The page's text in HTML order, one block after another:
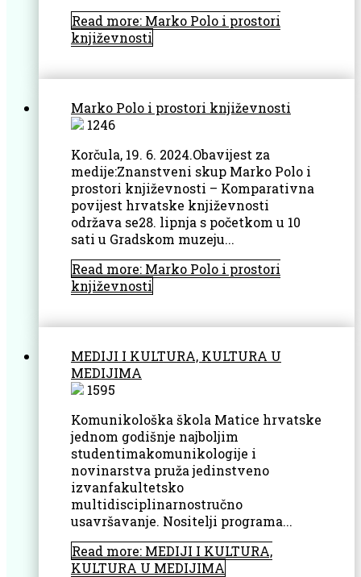
Read more: Marko Polo i prostori
književnosti
Marko Polo i prostori književnosti
1246
Korčula, 19. 6. 2024.Obavijest za
medije:Znanstveni skup Marko Polo i
prostori književnosti – Komparativna
povijest hrvatske književnosti
održava se28. lipnja s početkom u 10
sati u Gradskom muzeju...
Read more: Marko Polo i prostori
književnosti
MEDIJI I KULTURA, KULTURA U
MEDIJIMA
1595
Komunikološka škola Matice hrvatske
jednom godišnje najboljim
studentimakomunikologije i
novinarstva pruža jedinstveno
izvanfakultetsko
multidisciplinarnostručno
usavršavanje. Nositelji programa...
Read more: MEDIJI I KULTURA,
KULTURA U MEDIJIMA